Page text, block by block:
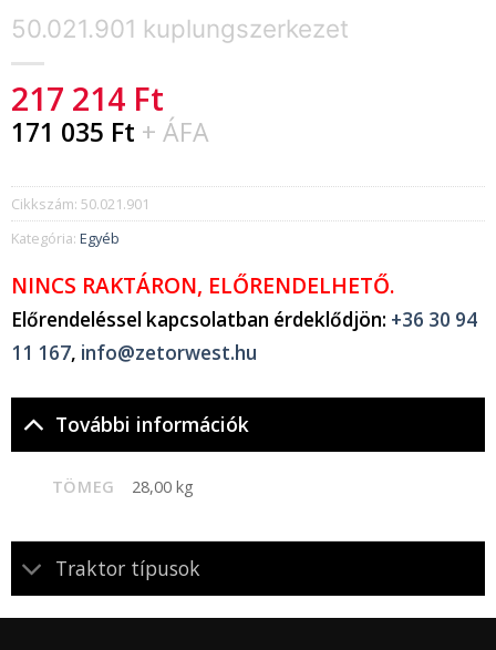
50.021.901 kuplungszerkezet
217 214 Ft
171 035 Ft + ÁFA
Cikkszám: 50.021.901
Kategória: Egyéb
NINCS RAKTÁRON, ELŐRENDELHETŐ.
Előrendeléssel kapcsolatban érdeklődjön: +36 30 94
11 167, info@zetorwest.hu
További információk
TÖMEG 28,00 kg
Traktor típusok